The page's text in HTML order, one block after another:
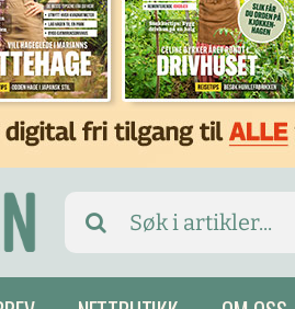
Search
for: